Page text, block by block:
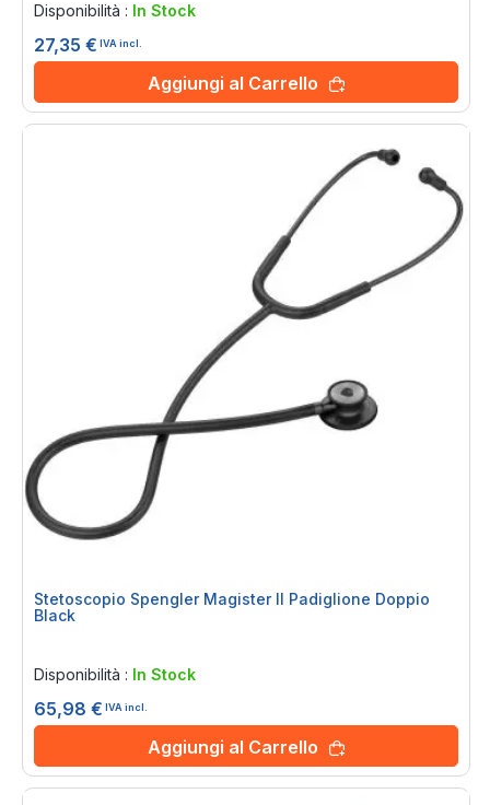
Disponibilità : In Stock
27,35 € IVA incl.
Aggiungi al Carrello
Stetoscopio Spengler Magister II Padiglione Doppio
Black
Disponibilità : In Stock
65,98 € IVA incl.
Aggiungi al Carrello